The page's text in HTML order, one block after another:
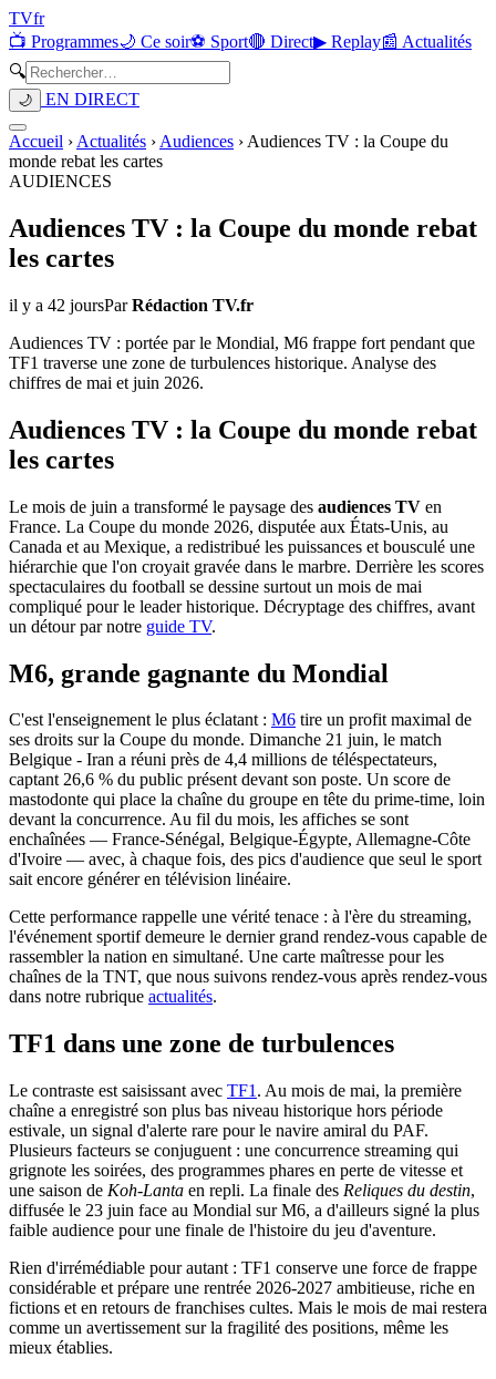
TVfr
📺 Programmes🌙 Ce soir⚽ Sport🔴 Direct▶ Replay📰 Actualités
🔍
🌙 EN DIRECT
Accueil › Actualités › Audiences › Audiences TV : la Coupe du
monde rebat les cartes
AUDIENCES
Audiences TV : la Coupe du monde rebat
les cartes
il y a 42 joursParRédaction TV.fr
Audiences TV : portée par le Mondial, M6 frappe fort pendant que
TF1 traverse une zone de turbulences historique. Analyse des
chiffres de mai et juin 2026.
Audiences TV : la Coupe du monde rebat
les cartes
Le mois de juin a transformé le paysage des audiences TV en
France. La Coupe du monde 2026, disputée aux États-Unis, au
Canada et au Mexique, a redistribué les puissances et bousculé une
hiérarchie que l'on croyait gravée dans le marbre. Derrière les scores
spectaculaires du football se dessine surtout un mois de mai
compliqué pour le leader historique. Décryptage des chiffres, avant
un détour par notre guide TV.
M6, grande gagnante du Mondial
C'est l'enseignement le plus éclatant : M6 tire un profit maximal de
ses droits sur la Coupe du monde. Dimanche 21 juin, le match
Belgique - Iran a réuni près de 4,4 millions de téléspectateurs,
captant 26,6 % du public présent devant son poste. Un score de
mastodonte qui place la chaîne du groupe en tête du prime-time, loin
devant la concurrence. Au fil du mois, les affiches se sont
enchaînées — France-Sénégal, Belgique-Égypte, Allemagne-Côte
d'Ivoire — avec, à chaque fois, des pics d'audience que seul le sport
sait encore générer en télévision linéaire.
Cette performance rappelle une vérité tenace : à l'ère du streaming,
l'événement sportif demeure le dernier grand rendez-vous capable de
rassembler la nation en simultané. Une carte maîtresse pour les
chaînes de la TNT, que nous suivons rendez-vous après rendez-vous
dans notre rubrique actualités.
TF1 dans une zone de turbulences
Le contraste est saisissant avec TF1 . Au mois de mai, la première
chaîne a enregistré son plus bas niveau historique hors période
estivale, un signal d'alerte rare pour le navire amiral du PAF.
Plusieurs facteurs se conjuguent : une concurrence streaming qui
grignote les soirées, des programmes phares en perte de vitesse et
une saison de Koh-Lanta en repli. La finale des Reliques du destin,
diffusée le 23 juin face au Mondial sur M6, a d'ailleurs signé la plus
faible audience pour une finale de l'histoire du jeu d'aventure.
Rien d'irrémédiable pour autant : TF1 conserve une force de frappe
considérable et prépare une rentrée 2026-2027 ambitieuse, riche en
fictions et en retours de franchises cultes. Mais le mois de mai restera
comme un avertissement sur la fragilité des positions, même les
mieux établies.